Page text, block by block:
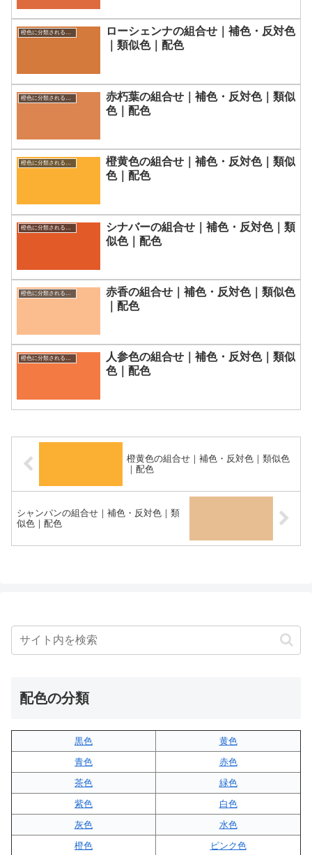
橙色に分類される色一覧
ローシェンナの組合せ｜補色・反対色
｜類似色｜配色
赤朽葉の組合せ｜補色・反対色｜類似
色｜配色
橙色に分類される色一覧
橙黄色の組合せ｜補色・反対色｜類似
色｜配色
橙色に分類される色一覧
シナバーの組合せ｜補色・反対色｜類
似色｜配色
橙色に分類される色一覧
赤香の組合せ｜補色・反対色｜類似色
｜配色
橙色に分類される色一覧
人参色の組合せ｜補色・反対色｜類似
色｜配色
橙黄色の組合せ｜補色・反対色｜類似色
｜配色
シャンパンの組合せ｜補色・反対色｜類
似色｜配色
配色の分類
黒色
黄色
青色
赤色
茶色
緑色
紫色
白色
灰色
水色
橙色
ピンク色